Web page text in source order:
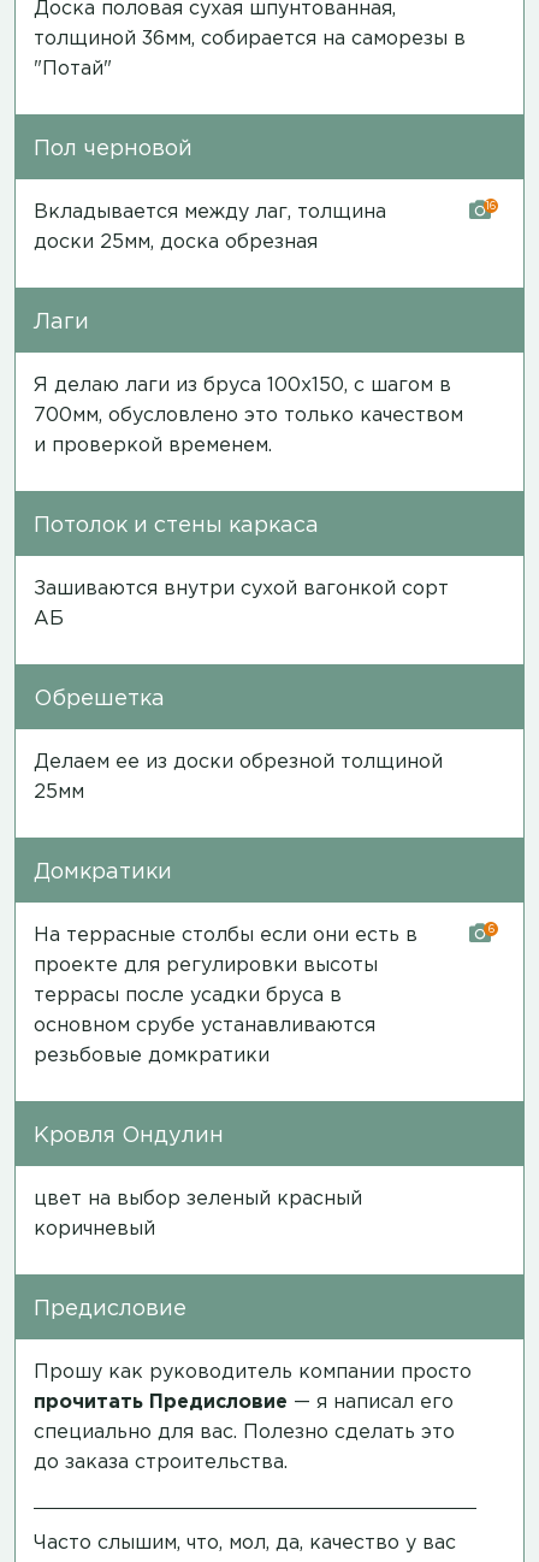
Доска половая сухая шпунтованная,
толщиной 36мм, собирается на саморезы в
"Потай"
Пол черновой
Вкладывается между лаг, толщина
доски 25мм, доска обрезная
16
Лаги
Я делаю лаги из бруса 100х150, с шагом в
700мм, обусловлено это только качеством
и проверкой временем.
Потолок и стены каркаса
Зашиваются внутри сухой вагонкой сорт
АБ
Обрешетка
Делаем ее из доски обрезной толщиной
25мм
Домкратики
На террасные столбы если они есть в
проекте для регулировки высоты
террасы после усадки бруса в
основном срубе устанавливаются
резьбовые домкратики
6
Кровля Ондулин
цвет на выбор зеленый красный
коричневый
Предисловие
Прошу как руководитель компании просто
прочитать Предисловие — я написал его
специально для вас. Полезно сделать это
до заказа строительства.
Часто слышим, что, мол, да, качество у вас